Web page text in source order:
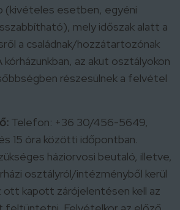
(kivételes esetben, egyéni
mely időszak alatt a
a családnak/hozzátartozónak
kórházunkban, az akut osztályokon
részesülnek a felvétel
Telefon: +36 30/456-5649,
15 óra közötti időpontban.
háziorvosi beutaló, illetve,
osztályról/intézményből kerül
ott kapott zárójelentésen kell az